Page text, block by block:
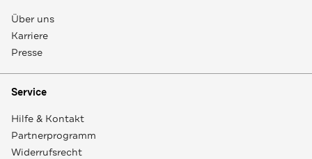
Über uns
Karriere
Presse
Service
Hilfe & Kontakt
Partnerprogramm
Widerrufsrecht